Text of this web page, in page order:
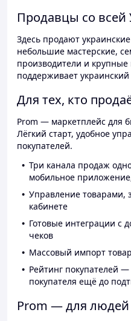
Продавцы со всей
Здесь продают
небольшие мастерские,
производители и
поддерживает украинский
Для тех, кто
Prom — маркетплейс для
Лёгкий старт, удобное
покупателей.
Три канала продаж
мобильное
Управление товарами,
кабинете
Готовые интеграции с
чеков
Массовый импорт
Рейтинг покупателей
покупателя ещё до
Prom — для людей